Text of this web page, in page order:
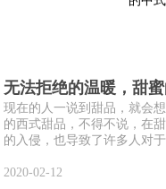
无法拒绝的温暖，甜
现在的人一说到甜品，就会
的西式甜品，不得不说，在
的入侵，也导致了许多人对
2020-02-12